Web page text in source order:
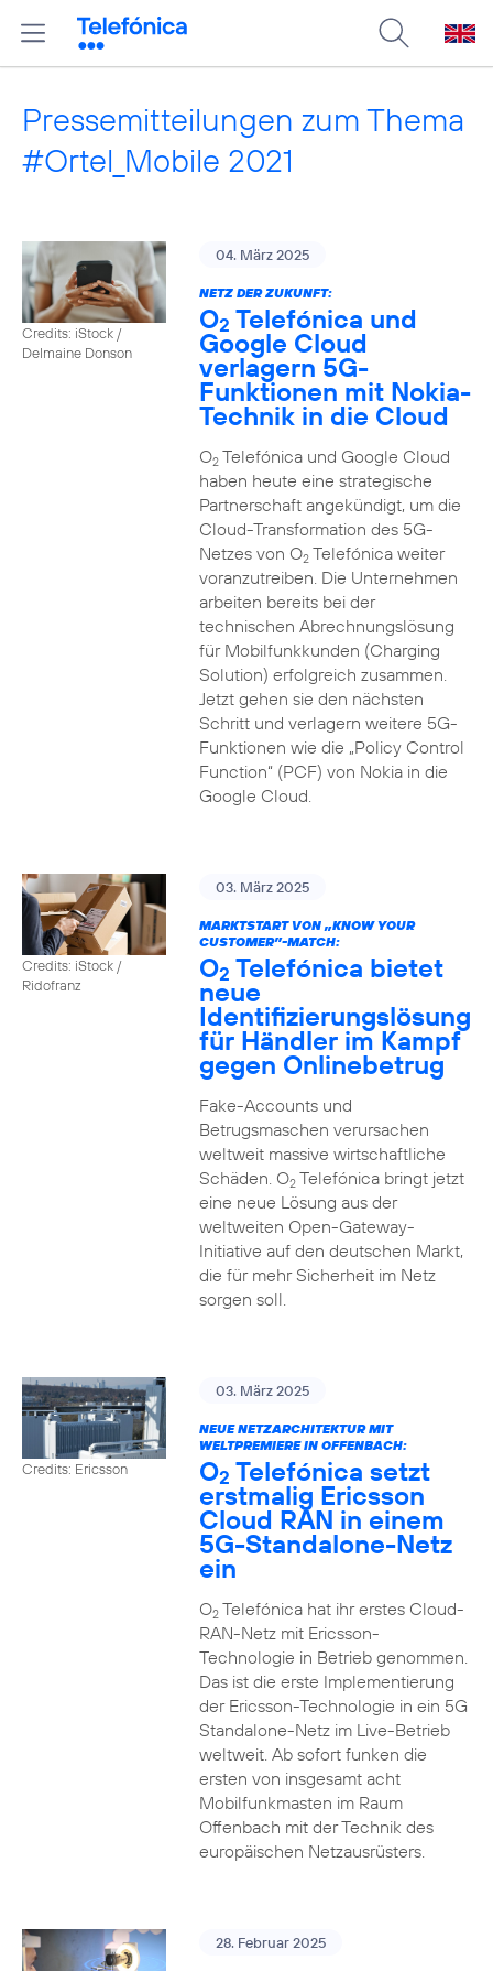
Pressemitteilungen zum Thema
#Ortel_Mobile 2021
Credits: iStock /
Delmaine Donson
04. März 2025
NETZ DER ZUKUNFT:
O2 Telefónica und
Google Cloud
verlagern 5G-
Funktionen mit Nokia-
Technik in die Cloud
O2Telefónica und Google Cloud
haben heute eine strategische
Partnerschaft angekündigt, um die
Cloud-Transformation des 5G-
Netzes von O2Telefónica weiter
voranzutreiben. Die Unternehmen
arbeiten bereits bei der
technischen Abrechnungslösung
für Mobilfunkkunden (Charging
Solution) erfolgreich zusammen.
Jetzt gehen sie den nächsten
Schritt und verlagern weitere 5G-
Funktionen wie die „Policy Control
Function“ (PCF) von Nokia in die
Google Cloud.
Credits: iStock /
Ridofranz
03. März 2025
MARKTSTART VON „KNOW YOUR
CUSTOMER”-MATCH:
O2 Telefónica bietet
neue
Identifizierungslösung
für Händler im Kampf
gegen Onlinebetrug
Fake-Accounts und
Betrugsmaschen verursachen
weltweit massive wirtschaftliche
Schäden. O2Telefónica bringt jetzt
eine neue Lösung aus der
weltweiten Open-Gateway-
Initiative auf den deutschen Markt,
die für mehr Sicherheit im Netz
sorgen soll.
Credits: Ericsson
03. März 2025
NEUE NETZARCHITEKTUR MIT
WELTPREMIERE IN OFFENBACH:
O2 Telefónica setzt
erstmalig Ericsson
Cloud RAN in einem
5G-Standalone-Netz
ein
O2Telefónica hat ihr erstes Cloud-
RAN-Netz mit Ericsson-
Technologie in Betrieb genommen.
Das ist die erste Implementierung
der Ericsson-Technologie in ein 5G
Standalone-Netz im Live-Betrieb
weltweit. Ab sofort funken die
ersten von insgesamt acht
Mobilfunkmasten im Raum
Offenbach mit der Technik des
europäischen Netzausrüsters.
28. Februar 2025